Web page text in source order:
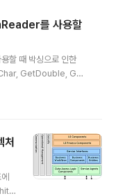
를 사용할
때 박싱으로 인한
GetDouble, Get
다시 값의 형식을 맞